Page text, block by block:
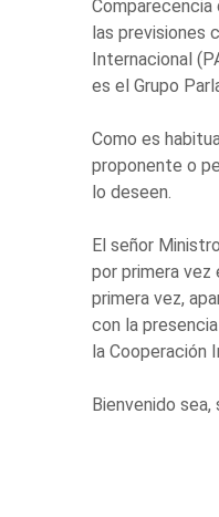
las previsiones
Internacional
es el Grupo
Como es
proponente o
lo deseen.
El señor
por primera vez
primera vez,
con la
la Cooperación
Bienvenido